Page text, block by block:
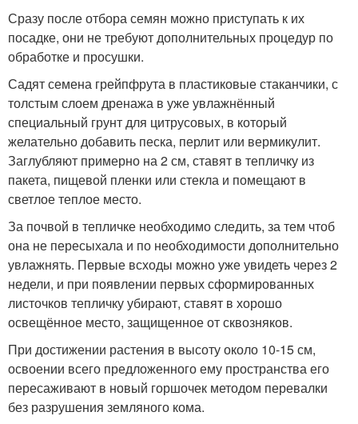
Сразу после отбора семян можно приступать к их
посадке, они не требуют дополнительных процедур по
обработке и просушки.
Садят семена грейпфрута в пластиковые стаканчики, с
толстым слоем дренажа в уже увлажнённый
специальный грунт для цитрусовых, в который
желательно добавить песка, перлит или вермикулит.
Заглубляют примерно на 2 см, ставят в тепличку из
пакета, пищевой пленки или стекла и помещают в
светлое теплое место.
За почвой в тепличке необходимо следить, за тем чтоб
она не пересыхала и по необходимости дополнительно
увлажнять. Первые всходы можно уже увидеть через 2
недели, и при появлении первых сформированных
листочков тепличку убирают, ставят в хорошо
освещённое место, защищенное от сквозняков.
При достижении растения в высоту около 10-15 см,
освоении всего предложенного ему пространства его
пересаживают в новый горшочек методом перевалки
без разрушения земляного кома.